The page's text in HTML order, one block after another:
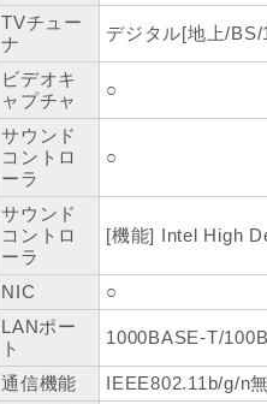
TVチュー
ナ
デジタル[地上/
ビデオキ
ャプチャ
○
サウンド
コントロ
ーラ
○
サウンド
コントロ
ーラ
[機能] Intel High
NIC
○
LANポー
ト
1000BASE-T/
通信機能
IEEE802.11b/g/n